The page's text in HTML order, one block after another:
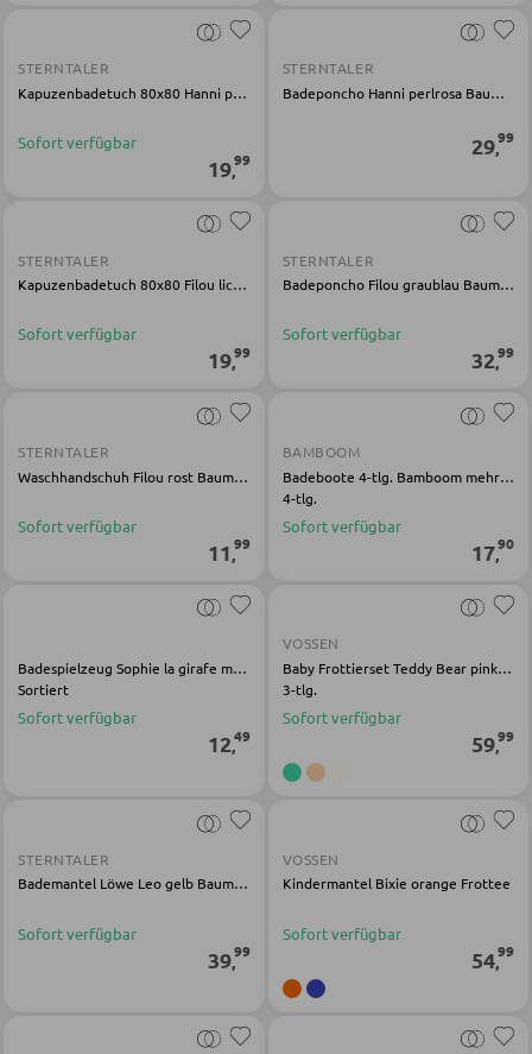
KLEIDERSCHRÄNKE
Schwebetürenschränke
Drehtürenschränke
Standspiegel
Schmink- und Kosmetikspiegel
Servierwagen
TISCHE
STÜHLE
STERNTALER
Kapuzenbadetuch 80x80 Hanni perlrosa Baumwolle
Sofort verfügbar
19,99
STERNTALER
Badeponcho Hanni perlrosa Baumwolle
29,99
STERNTALER
Kapuzenbadetuch 80x80 Filou lichtgrau Baumwolle
Sofort verfügbar
19,99
STERNTALER
Badeponcho Filou graublau Baumwolle
Sofort verfügbar
32,99
STERNTALER
Waschhandschuh Filou rost Baumwolle
Sofort verfügbar
11,99
BAMBOOM
Badeboote 4-tlg. Bamboom mehrfarbig Silikon
4-tlg.
Sofort verfügbar
17,90
Badespielzeug Sophie la girafe mehrfarbig Kunststoff
Sortiert
Sofort verfügbar
12,49
VOSSEN
Baby Frottierset Teddy Bear pink Baumwolle
3-tlg.
Sofort verfügbar
59,99
STERNTALER
Bademantel Löwe Leo gelb Baumwolle
Sofort verfügbar
39,99
VOSSEN
Kindermantel Bixie orange Frottee
Sofort verfügbar
54,99